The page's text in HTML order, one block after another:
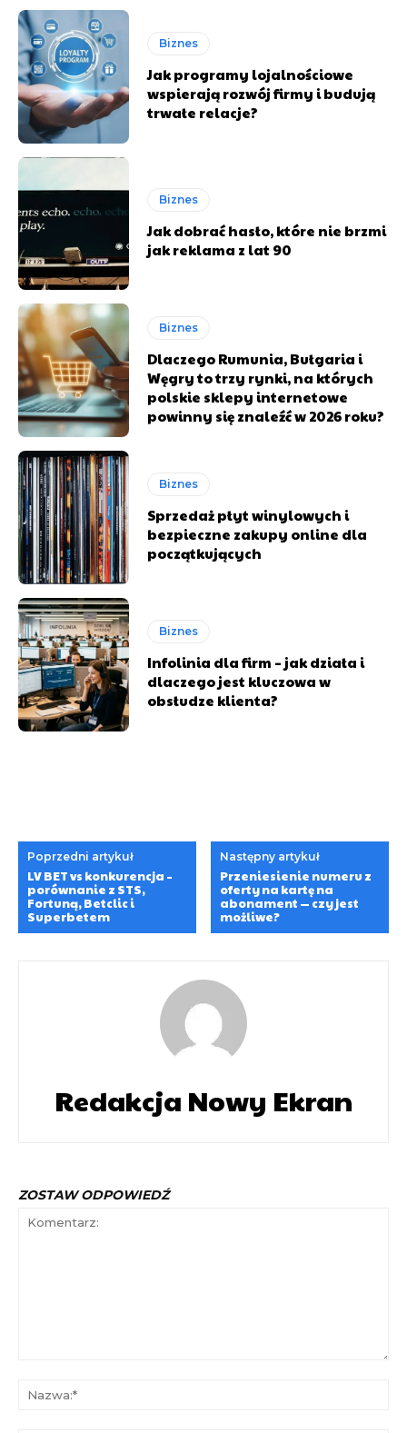
Biznes
Jak programy lojalnościowe
wspierają rozwój firmy i budują
trwałe relacje?
Biznes
Jak dobrać hasło, które nie brzmi
jak reklama z lat 90
Biznes
Dlaczego Rumunia, Bułgaria i
Węgry to trzy rynki, na których
polskie sklepy internetowe
powinny się znaleźć w 2026 roku?
Biznes
Sprzedaż płyt winylowych i
bezpieczne zakupy online dla
początkujących
Biznes
Infolinia dla firm – jak działa i
dlaczego jest kluczowa w
obsłudze klienta?
Poprzedni artykuł
LV BET vs konkurencja –
porównanie z STS,
Fortuną, Betclic i
Superbetem
Następny artykuł
Przeniesienie numeru z
oferty na kartę na
abonament — czy jest
możliwe?
Redakcja Nowy Ekran
ZOSTAW ODPOWIEDŹ